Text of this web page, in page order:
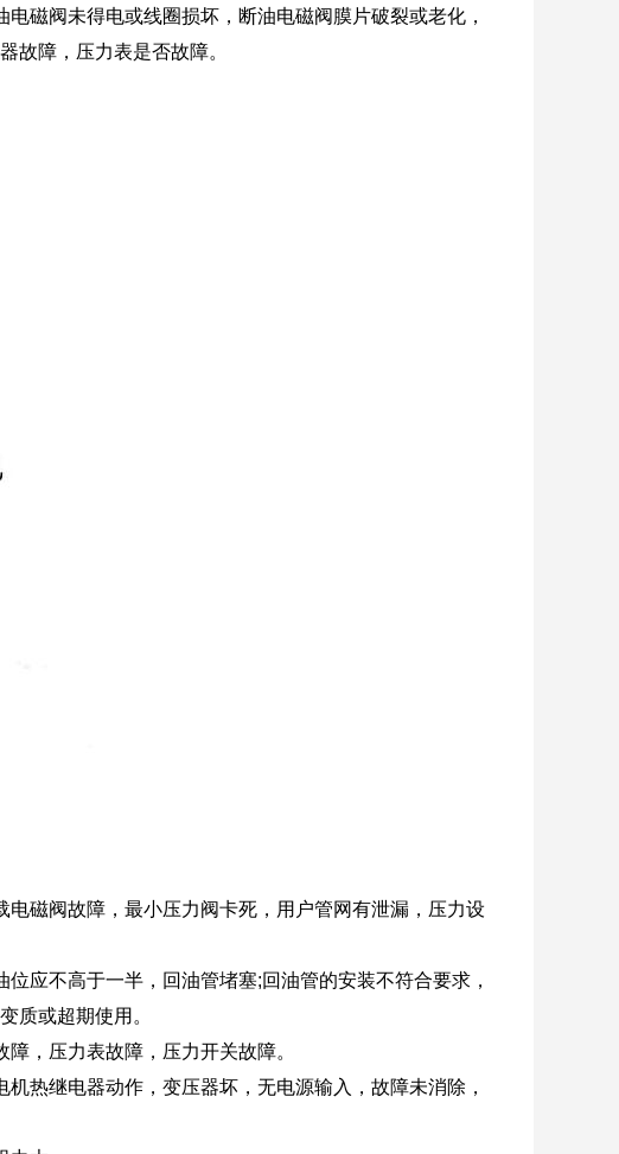
磁阀未得电或线圈损坏，断油电磁阀膜片破裂或老化，
故障，压力表是否故障。
磁阀故障，最小压力阀卡死，用户管网有泄漏，压力设
应不高于一半，回油管堵塞;回油管的安装不符合要求，
质或超期使用。
，压力表故障，压力开关故障。
热继电器动作，变压器坏，无电源输入，故障未消除，